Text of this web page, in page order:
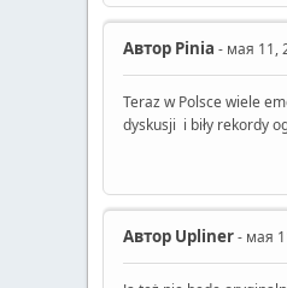
Автор Pinia - мая 11,
Teraz w Polsce wiele
dyskusji i biły rekordy
Автор Upliner- мая